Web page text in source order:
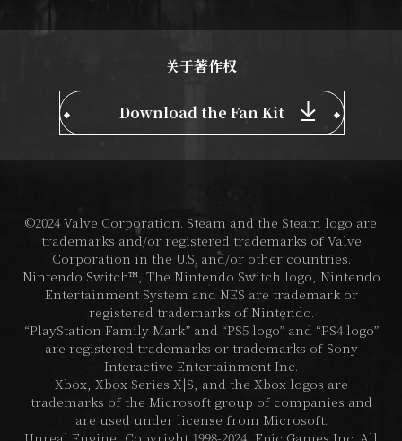
关于著作权
Download the Fan Kit
©2024 Valve Corporation. Steam and the Steam logo are
trademarks and/or registered trademarks of Valve
Corporation in the U.S. and/or other countries.
Nintendo Switch™, The Nintendo Switch logo, Nintendo
Entertainment System and NES are trademark or
registered trademarks of Nintendo.
“PlayStation Family Mark” and “PS5 logo” and “PS4 logo”
are registered trademarks or trademarks of Sony
Interactive Entertainment Inc.
Xbox, Xbox Series X|S, and the Xbox logos are
trademarks of the Microsoft group of companies and
are used under license from Microsoft.